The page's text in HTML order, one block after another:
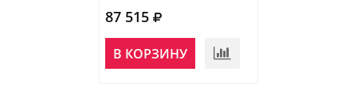
87 515
В КОРЗИНУ